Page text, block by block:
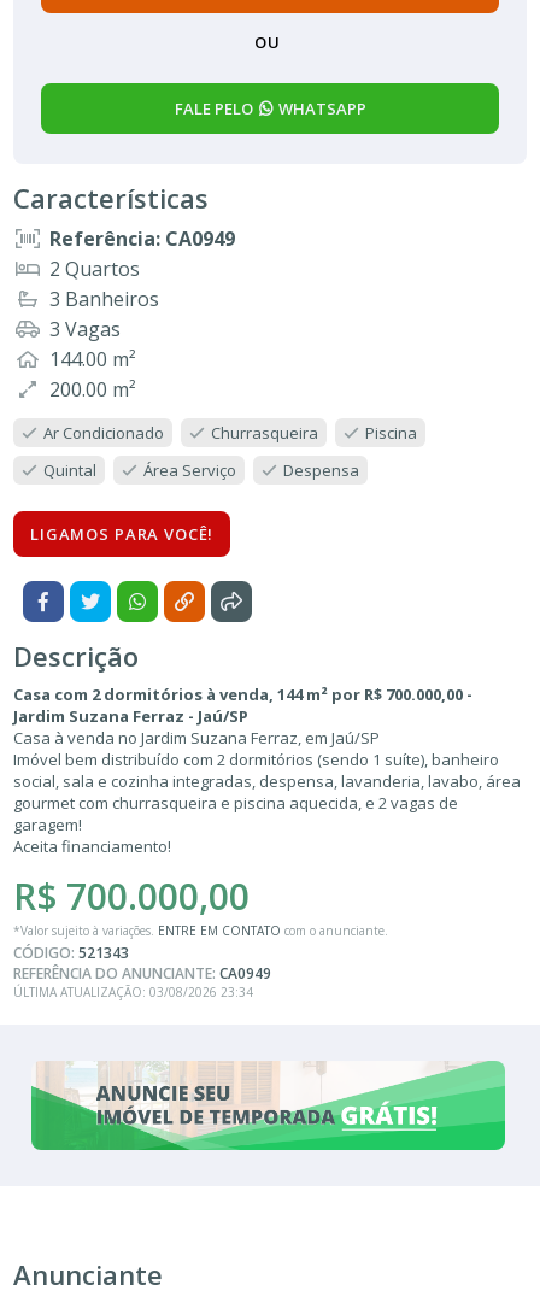
OU
FALE PELO WHATSAPP
Características
Referência: CA0949
2 Quartos
3 Banheiros
3 Vagas
144.00 m²
200.00 m²
Ar Condicionado Churrasqueira
Piscina
Quintal
Área Serviço Despensa
LIGAMOS PARA VOCÊ!
Descrição
Casa com 2 dormitórios à venda, 144 m² por R$ 700.000,00 -
Jardim Suzana Ferraz - Jaú/SP
Casa à venda no Jardim Suzana Ferraz, em Jaú/SP
Imóvel bem distribuído com 2 dormitórios (sendo 1 suíte), banheiro
social, sala e cozinha integradas, despensa, lavanderia, lavabo, área
gourmet com churrasqueira e piscina aquecida, e 2 vagas de
garagem!
Aceita financiamento!
R$ 700.000,00
*Valor sujeito à variações. ENTRE EM CONTATO com o anunciante.
CÓDIGO:521343
REFERÊNCIA DO ANUNCIANTE:CA0949
ÚLTIMA ATUALIZAÇÃO: 03/08/2026 23:34
Anunciante